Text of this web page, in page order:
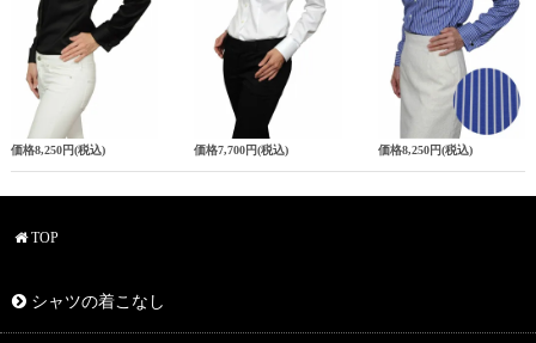
価格8,250円(税込) 価格7,700円(税込) 価格8,250円(税込)
TOP
シャツの着こなし